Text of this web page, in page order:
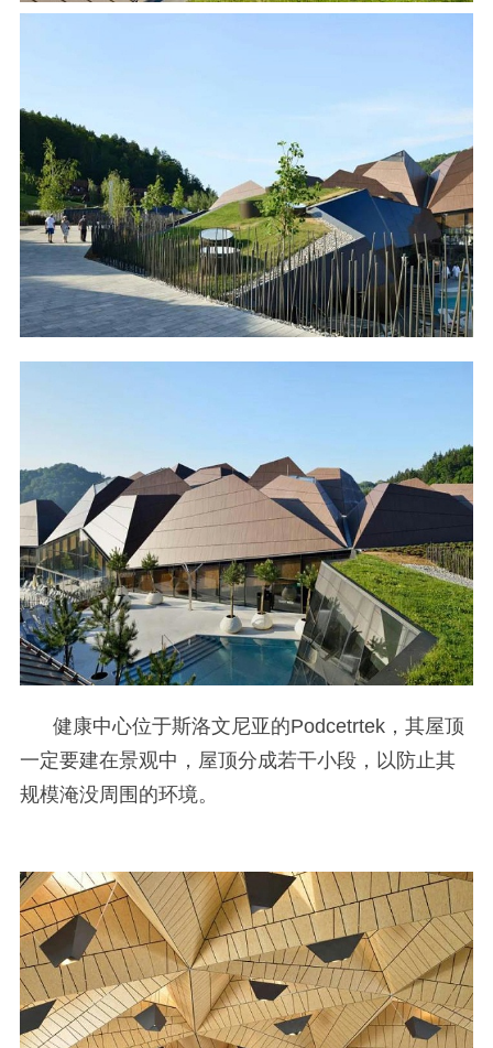
健康中心位于斯洛文尼亚的Podcetrtek，其屋顶
一定要建在景观中，屋顶分成若干小段，以防止其
规模淹没周围的环境。